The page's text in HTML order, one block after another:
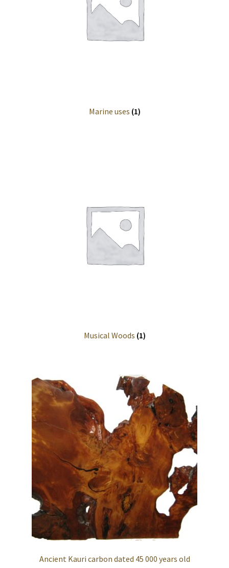
Marine uses (1)
Musical Woods (1)
Ancient Kauri carbon dated 45 000 years old